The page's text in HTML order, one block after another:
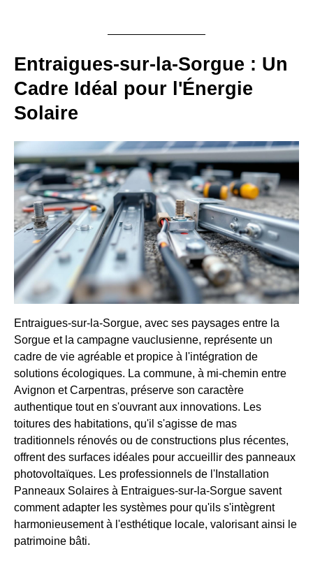
Entraigues-sur-la-Sorgue : Un
Cadre Idéal pour l'Énergie
Solaire
Entraigues-sur-la-Sorgue, avec ses paysages entre la
Sorgue et la campagne vauclusienne, représente un
cadre de vie agréable et propice à l'intégration de
solutions écologiques. La commune, à mi-chemin entre
Avignon et Carpentras, préserve son caractère
authentique tout en s'ouvrant aux innovations. Les
toitures des habitations, qu'il s'agisse de mas
traditionnels rénovés ou de constructions plus récentes,
offrent des surfaces idéales pour accueillir des panneaux
photovoltaïques. Les professionnels de l'Installation
Panneaux Solaires à Entraigues-sur-la-Sorgue savent
comment adapter les systèmes pour qu'ils s'intègrent
harmonieusement à l'esthétique locale, valorisant ainsi le
patrimoine bâti.